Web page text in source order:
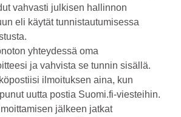
vahvasti julkisen hallinnon
eli käytät tunnistautumisessa
yhteydessä oma
ja vahvista se tunnin sisällä.
ilmoituksen aina, kun
uutta postia Suomi.fi-viesteihin.
jälkeen jatkat